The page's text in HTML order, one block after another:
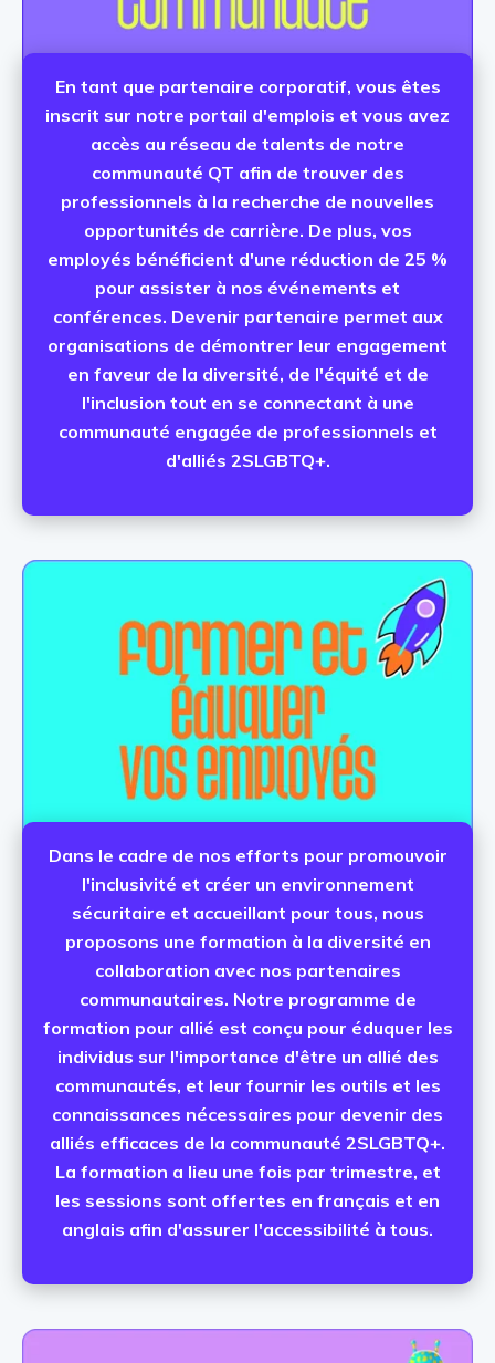
En tant que partenaire corporatif, vous êtes
inscrit sur notre portail d'emplois et vous avez
accès au réseau de talents de notre
communauté QT afin de trouver des
professionnels à la recherche de nouvelles
opportunités de carrière. De plus, vos
employés bénéficient d'une réduction de 25 %
pour assister à nos événements et
conférences. Devenir partenaire permet aux
organisations de démontrer leur engagement
en faveur de la diversité, de l'équité et de
l'inclusion tout en se connectant à une
communauté engagée de professionnels et
d'alliés 2SLGBTQ+.
Dans le cadre de nos efforts pour promouvoir
l'inclusivité et créer un environnement
sécuritaire et accueillant pour tous, nous
proposons une formation à la diversité en
collaboration avec nos partenaires
communautaires. Notre programme de
formation pour allié est conçu pour éduquer les
individus sur l'importance d'être un allié des
communautés, et leur fournir les outils et les
connaissances nécessaires pour devenir des
alliés efficaces de la communauté 2SLGBTQ+.
La formation a lieu une fois par trimestre, et
les sessions sont offertes en français et en
anglais afin d'assurer l'accessibilité à tous.